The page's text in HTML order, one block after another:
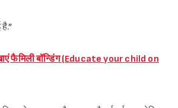
फैमिली बॉन्डिंग (Educate your child on